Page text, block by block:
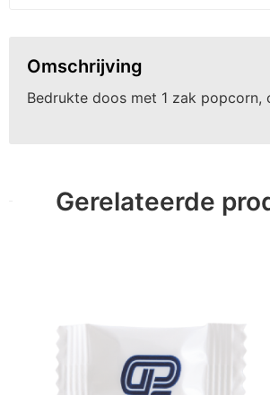
Omschrijving
Bedrukte doos met 1 zak popcorn,
Gerelateerde